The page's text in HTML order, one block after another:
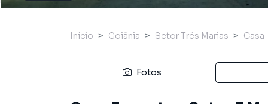
Início Goiânia Setor Três Marias Casa
Fotos